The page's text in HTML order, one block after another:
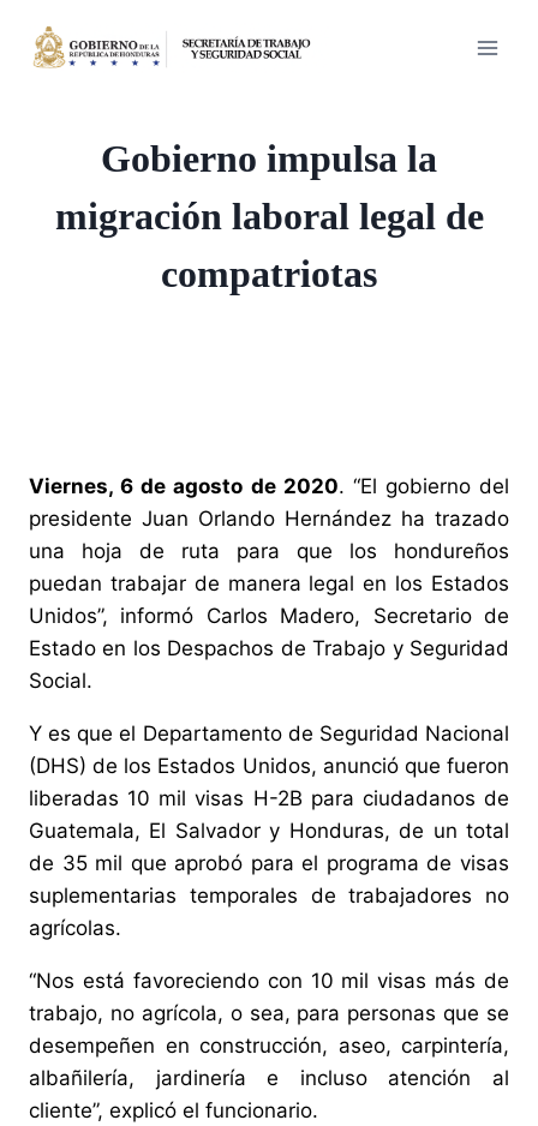
Gobierno impulsa la
migración laboral legal de
compatriotas
Viernes, 6 de agosto de 2020. “El gobierno del
presidente Juan Orlando Hernández ha trazado
una hoja de ruta para que los hondureños
puedan trabajar de manera legal en los Estados
Unidos”, informó Carlos Madero, Secretario de
Estado en los Despachos de Trabajo y Seguridad
Social.
Y es que el Departamento de Seguridad Nacional
(DHS) de los Estados Unidos, anunció que fueron
liberadas 10 mil visas H-2B para ciudadanos de
Guatemala, El Salvador y Honduras, de un total
de 35 mil que aprobó para el programa de visas
suplementarias temporales de trabajadores no
agrícolas.
“Nos está favoreciendo con 10 mil visas más de
trabajo, no agrícola, o sea, para personas que se
desempeñen en construcción, aseo, carpintería,
albañilería, jardinería e incluso atención al
cliente”, explicó el funcionario.